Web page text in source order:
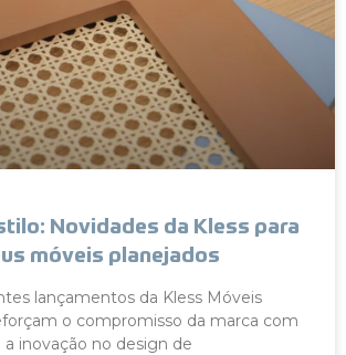
Novidades da Kless para
móveis planejados
lançamentos da Kless Móveis
o compromisso da marca com
a inovação no design de